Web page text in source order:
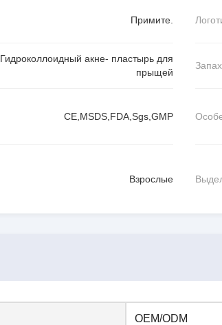
Примите.
Гидроколлоидный акне- пластырь для
прыщей
CE,MSDS,FDA,Sgs,GMP
Взрослые
OEM/ODM